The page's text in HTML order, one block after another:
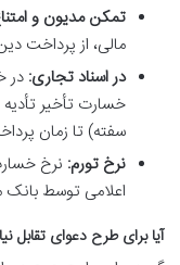
تمکن مدیون و
مالی، از پرداخت
در اسناد تجاری:در
خسارت تأخیر
سفته) تا زمان
نرخ تورم: نرخ
اعلامی توسط
آیا برای طرح دعوای تقابل